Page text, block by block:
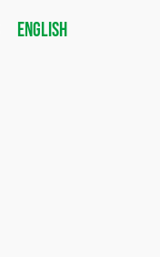
ENGLISH